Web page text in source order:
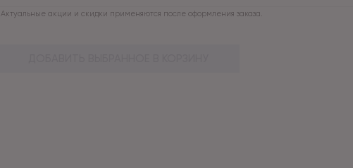
Актуальные акции и скидки применяются после оформления заказа.